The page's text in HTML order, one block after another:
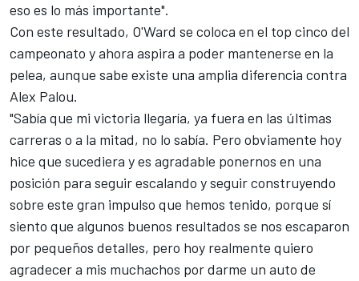
eso es lo más importante".
Con este resultado, O'Ward se coloca en el top cinco del
campeonato y ahora aspira a poder mantenerse en la
pelea, aunque sabe existe una amplia diferencia contra
Alex Palou.
"Sabía que mi victoria llegaría, ya fuera en las últimas
carreras o a la mitad, no lo sabía. Pero obviamente hoy
hice que sucediera y es agradable ponernos en una
posición para seguir escalando y seguir construyendo
sobre este gran impulso que hemos tenido, porque sí
siento que algunos buenos resultados se nos escaparon
por pequeños detalles, pero hoy realmente quiero
agradecer a mis muchachos por darme un auto de